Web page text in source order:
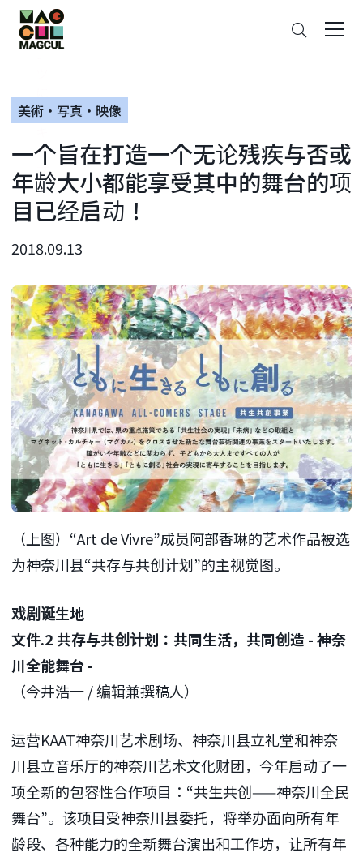
ン
テ
ン
に
ス
ッ
プ
美術・写真・映像
一个旨在打造一个无论残疾与否或
年龄大小都能享受其中的舞台的项
目已经启动！
2018.09.13
（上图）“Art de Vivre”成员阿部香琳的艺术作品被选
为神奈川县“共存与共创计划”的主视觉图。
戏剧诞生地
文件.2 共存与共创计划：共同生活，共同创造 - 神奈
川全能舞台 -
（今井浩一 / 编辑兼撰稿人）
运营KAAT神奈川艺术剧场、神奈川县立礼堂和神奈
川县立音乐厅的神奈川艺术文化财团，今年启动了一
项全新的包容性合作项目：“共生共创——神奈川全民
舞台”。该项目受神奈川县委托，将举办面向所有年
龄段、各种能力的全新舞台演出和工作坊，让所有年